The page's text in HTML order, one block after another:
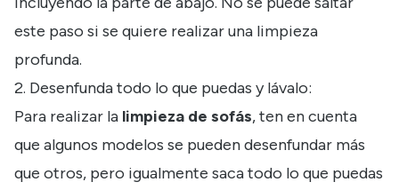
este paso si se quiere realizar una limpieza
profunda.
2. Desenfunda todo lo que puedas y lávalo:
Para realizar la limpieza de sofás, ten en cuenta
que algunos modelos se pueden desenfundar más
que otros, pero igualmente saca todo lo que puedas